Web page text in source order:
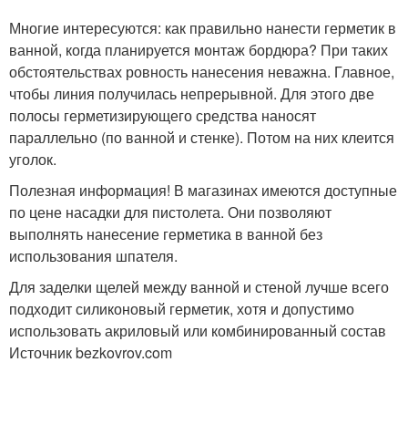
Многие интересуются: как правильно нанести герметик в
ванной, когда планируется монтаж бордюра? При таких
обстоятельствах ровность нанесения неважна. Главное,
чтобы линия получилась непрерывной. Для этого две
полосы герметизирующего средства наносят
параллельно (по ванной и стенке). Потом на них клеится
уголок.
Полезная информация! В магазинах имеются доступные
по цене насадки для пистолета. Они позволяют
выполнять нанесение герметика в ванной без
использования шпателя.
Для заделки щелей между ванной и стеной лучше всего
подходит силиконовый герметик, хотя и допустимо
использовать акриловый или комбинированный состав
Источник bezkovrov.com